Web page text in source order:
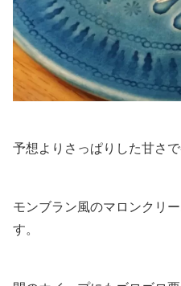
予想よりさっぱりした甘さで
モンブラン風のマロンクリ
す。